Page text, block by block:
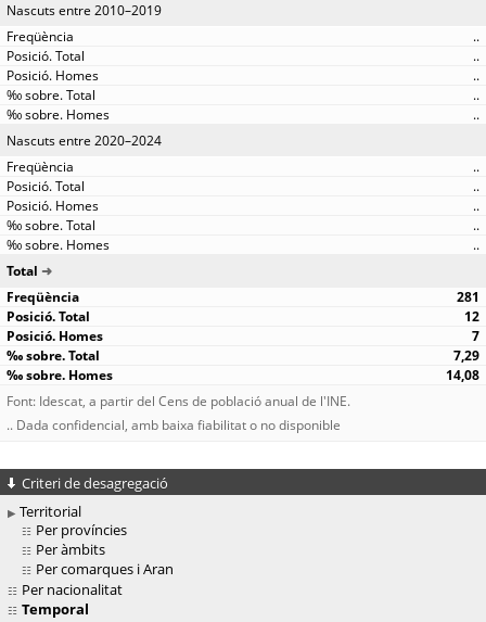
Nascuts entre 2010–2019
..
..
..
..
..
Nascuts entre 2020–2024
..
..
..
..
..
Total
281
12
7
7,29
14,08
Font: Idescat, a partir del Cens de població anual de l'INE.
.. Dada confidencial, amb baixa fiabilitat o no disponible
Criteri de desagregació
Territorial
Per províncies
Per àmbits
Per comarques i Aran
Per nacionalitat
Temporal